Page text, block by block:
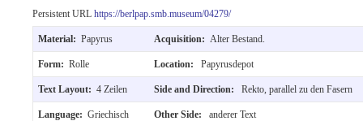
Persistent URL https://berlpap.smb.museum/04279/
Material: Papyrus Acquisition: Alter Bestand.
Form: Rolle Location: Papyrusdepot
Text Layout: 4 Zeilen Side and Direction: Rekto, parallel zu den Fasern
Language: Griechisch Other Side: anderer Text